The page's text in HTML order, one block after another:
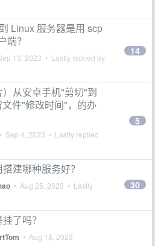
Linux 服务器是用 scp
端？
13, 2023 • Lastly replied by
14
从安卓手机"剪切"到
件"修改时间"，的办
• Sep 4, 2023 • Lastly replied
5
建哪种服务好？
• Aug 25, 2023 • Lastly
30
了吗？
• Aug 18, 2023